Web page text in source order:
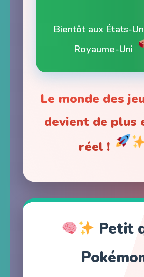
Bientôt aux États-
Royaume-Uni
Le monde des
devient de plus
réel !
Petit